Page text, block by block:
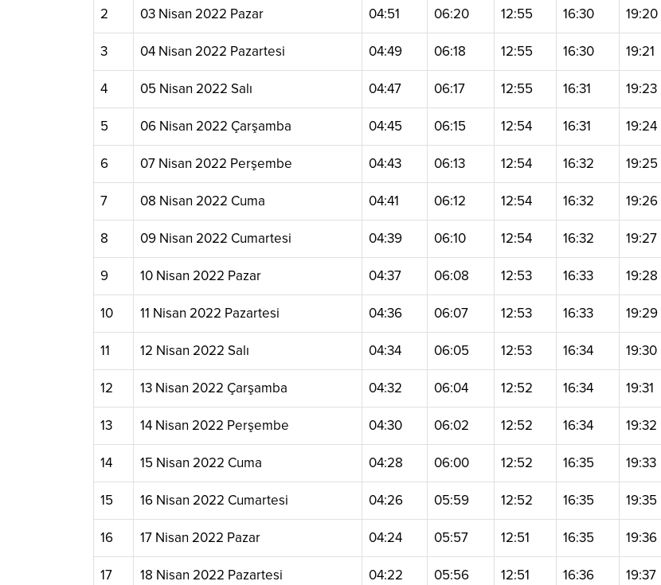
2 03 Nisan 2022 Pazar 04:51 06:20 12:55 16:30 19:20
3 04 Nisan 2022 Pazartesi 04:49 06:18 12:55 16:30 19:21
4 05 Nisan 2022 Salı 04:47 06:17 12:55 16:31 19:23
5 06 Nisan 2022 Çarşamba 04:45 06:15 12:54 16:31 19:24
6 07 Nisan 2022 Perşembe 04:43 06:13 12:54 16:32 19:25
7 08 Nisan 2022 Cuma 04:41 06:12 12:54 16:32 19:26
8 09 Nisan 2022 Cumartesi 04:39 06:10 12:54 16:32 19:27
9 10 Nisan 2022 Pazar 04:37 06:08 12:53 16:33 19:28
10 11 Nisan 2022 Pazartesi 04:36 06:07 12:53 16:33 19:29
11 12 Nisan 2022 Salı 04:34 06:05 12:53 16:34 19:30
12 13 Nisan 2022 Çarşamba 04:32 06:04 12:52 16:34 19:31
13 14 Nisan 2022 Perşembe 04:30 06:02 12:52 16:34 19:32
14 15 Nisan 2022 Cuma 04:28 06:00 12:52 16:35 19:33
15 16 Nisan 2022 Cumartesi 04:26 05:59 12:52 16:35 19:35
16 17 Nisan 2022 Pazar 04:24 05:57 12:51 16:35 19:36
17 18 Nisan 2022 Pazartesi 04:22 05:56 12:51 16:36 19:37